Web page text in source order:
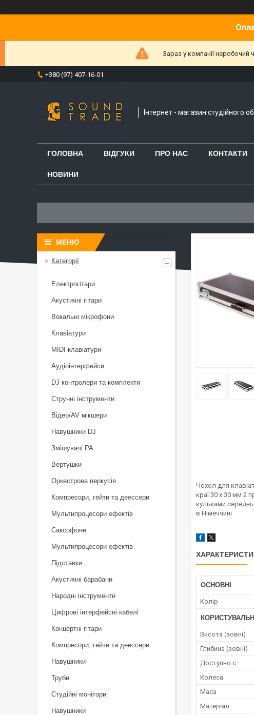
Зараз у компанії
+380 (97) 407-16-01
Інтернет - магазин студійного
ГОЛОВНА ВІДГУКИ ПРО НАС КОНТАКТИ
НОВИНИ
Чохол для
краї 30 x 30 мм 2
кульками
в Німеччині
ОСНОВНІ
Колір
Висота (зовні)
Глибина (зовні)
Доступно с
Колеса
Маса
Матеріал
Категорії
Електрогітари
Акустичні гітари
Вокальні мікрофони
Клавіатури
MIDI-клавіатури
Аудіоінтерфейси
DJ контролери та комплекти
Струнні інструменти
Відео/AV мікшери
Навушники DJ
Змішувачі PA
Вертушки
Оркестрова перкусія
Компресори, гейти та деессери
Мультипроцесори ефектів
Саксофони
Мультипроцесори ефектів
Підставки
Акустичні барабани
Народні інструменти
Цифрові інтерфейсні кабелі
Концертні гітари
Компресори, гейти та деессери
Навушники
Труби
Студійні монітори
Навушники